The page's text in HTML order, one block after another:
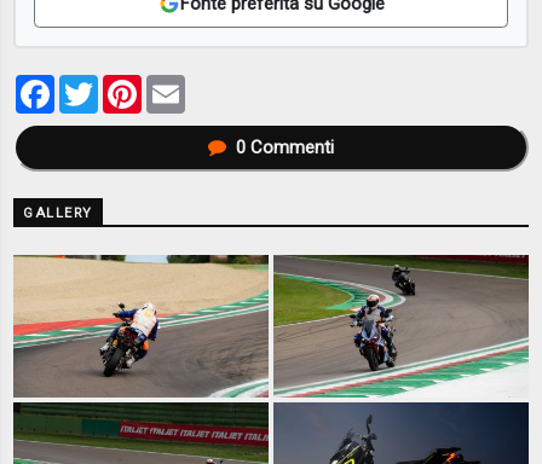
Facebook
TwitterPinterest
0Commenti
GALLERY